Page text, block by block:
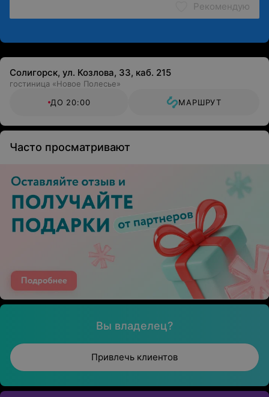
Рекомендую
Солигорск, ул. Козлова, 33, каб. 215
гостиница «Новое Полесье»
ДО 20:00
МАРШРУТ
Часто просматривают
Вы владелец?
Привлечь клиентов